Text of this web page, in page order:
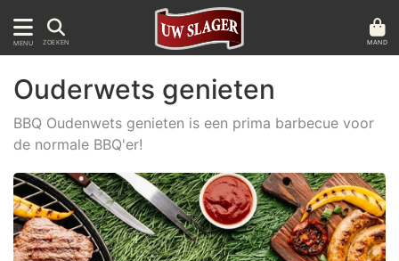
MENU ZOEKEN MAND
Ouderwets genieten
BBQ Oudenwets genieten is een prima barbecue voor
de normale BBQ'er!